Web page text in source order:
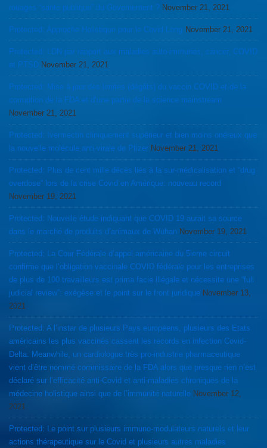
rouages “santé publique” du Governement ? November 21, 2021
Protected: Approche Holistique pour le Covid Long November 21, 2021
Protected: LDN par rapport aux maladies auto-immunes, cancer, COVID
et PTSD November 21, 2021
Protected: Mise à jour des limites (dégâts) du vaccin COVID et de la
corruption de la FDA et d’une partie de la science mainstream
November 21, 2021
Protected: Ivermectin cliniquement supérieur et bien moins onéreux que
la nouvelle molécule anti-virale de Pfizer November 21, 2021
Protected: Plus de cent mille décès liés à la sur-médicalisation et “drug
overdose” lors de la crise Covid en Amérique: nouveau record
November 19, 2021
Protected: Nouvelle étude indiquant que COVID 19 aurait sa source
dans le marché de produits d’animaux de Wuhan November 19, 2021
Protected: La Cour Fédérale d’appel américaine du 5ieme circuit
confirme que l’obligation vaccinale COVID fédérale pour les entreprises
de plus de 100 travailleurs est prima facie illégale et nécessite une “full
judicial review”: exégèse et le point sur le front juridique November 13,
2021
Protected: A l’instar de plusieurs Pays européens, plusieurs des Etats
américains les plus vaccinés cassent les records en infection Covid-
Delta. Meanwhile, un cardiologue très pro-industrie pharmaceutique
vient d’être nommé commissaire de la FDA alors que presque rien n’est
déclaré sur l’efficacité anti-Covid et anti-maladies chroniques de la
médecine holistique ainsi que de l’immunité naturelle November 12,
2021
Protected: Le point sur plusieurs immuno-modulateurs naturels et leur
actions thérapeutique sur le Covid et plusieurs autres maladies